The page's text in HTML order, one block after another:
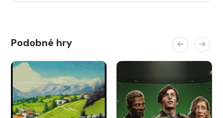
Podobné hry